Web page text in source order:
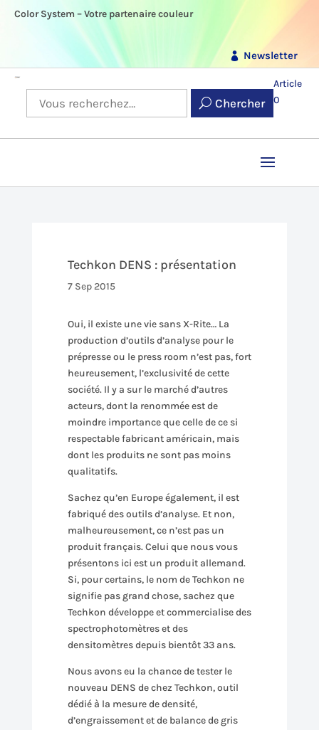
Color System – Votre partenaire couleur
Newsletter
Chercher
Article
0
Techkon DENS : présentation
7 Sep 2015
Oui, il existe une vie sans X-Rite… La
production d’outils d’analyse pour le
prépresse ou le press room n’est pas, fort
heureusement, l’exclusivité de cette
société. Il y a sur le marché d’autres
acteurs, dont la renommée est de
moindre importance que celle de ce si
respectable fabricant américain, mais
dont les produits ne sont pas moins
qualitatifs.
Sachez qu’en Europe également, il est
fabriqué des outils d’analyse. Et non,
malheureusement, ce n’est pas un
produit français. Celui que nous vous
présentons ici est un produit allemand.
Si, pour certains, le nom de Techkon ne
signifie pas grand chose, sachez que
Techkon développe et commercialise des
spectrophotomètres et des
densitomètres depuis bientôt 33 ans.
Nous avons eu la chance de tester le
nouveau DENS de chez Techkon, outil
dédié à la mesure de densité,
d’engraissement et de balance de gris